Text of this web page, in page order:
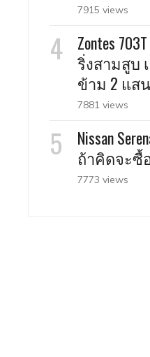
7915 views
Zontes
ริ่งสามสูบ
ข้าม 2 แส
7881 views
Nissan
ถ้าคิดจะซื้
7773 views